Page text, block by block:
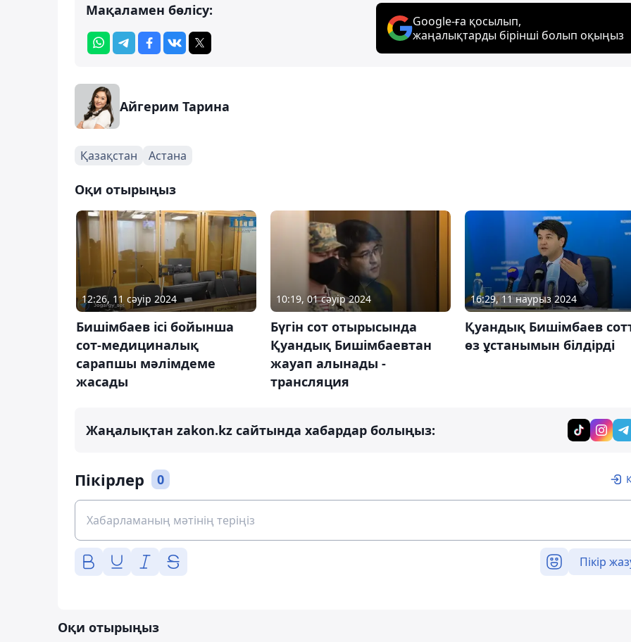
Мақаламен бөлісу:
Google-ға қосылып,
жаңалықтарды бірінші болып оқыңыз
Айгерим Тарина
Қазақстан Астана
Оқи отырыңыз
12:26, 11 сәуір 2024
Бишімбаев ісі бойынша
сот-медициналық
сарапшы мәлімдеме
жасады
10:19, 01 сәуір 2024
Бүгін сот отырысында
Қуандық Бишімбаевтан
жауап алынады -
трансляция
16:29, 11 наурыз 2024
Қуандық Бишімбаев
өз ұстанымын білдірді
Жаңалықтан zakon.kz сайтында хабардар болыңыз:
Пікірлер 0
Пікір
Оқи отырыңыз